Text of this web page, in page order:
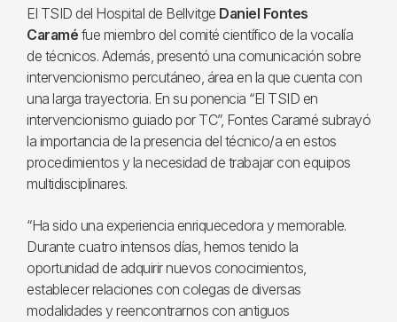
El TSID del Hospital de Bellvitge Daniel Fontes
Caramé fue miembro del comité científico de la vocalía
de técnicos. Además, presentó una comunicación sobre
intervencionismo percutáneo, área en la que cuenta con
una larga trayectoria. En su ponencia “El TSID en
intervencionismo guiado por TC”, Fontes Caramé subrayó
la importancia de la presencia del técnico/a en estos
procedimientos y la necesidad de trabajar con equipos
multidisciplinares.
“Ha sido una experiencia enriquecedora y memorable.
Durante cuatro intensos días, hemos tenido la
oportunidad de adquirir nuevos conocimientos,
establecer relaciones con colegas de diversas
modalidades y reencontrarnos con antiguos